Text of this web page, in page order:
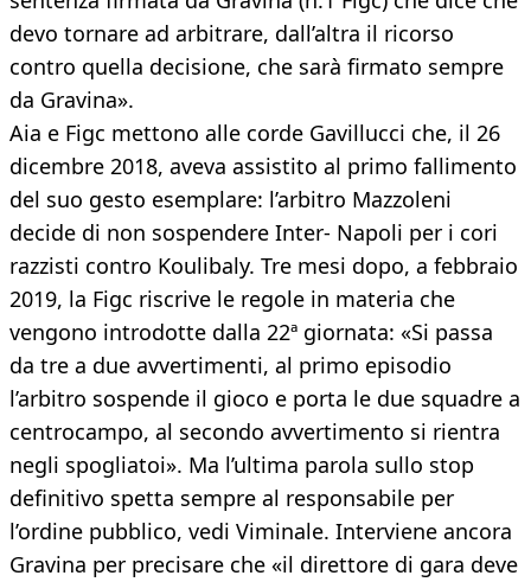
devo tornare ad arbitrare, dall’altra il ricorso
contro quella decisione, che sarà firmato sempre
da Gravina».
Aia e Figc mettono alle corde Gavillucci che, il 26
dicembre 2018, aveva assistito al primo fallimento
del suo gesto esemplare: l’arbitro Mazzoleni
decide di non sospendere Inter- Napoli per i cori
razzisti contro Koulibaly. Tre mesi dopo, a febbraio
2019, la Figc riscrive le regole in materia che
vengono introdotte dalla 22ª giornata: «Si passa
da tre a due avvertimenti, al primo episodio
l’arbitro sospende il gioco e porta le due squadre a
centrocampo, al secondo avvertimento si rientra
negli spogliatoi». Ma l’ultima parola sullo stop
definitivo spetta sempre al responsabile per
l’ordine pubblico, vedi Viminale. Interviene ancora
Gravina per precisare che «il direttore di gara deve